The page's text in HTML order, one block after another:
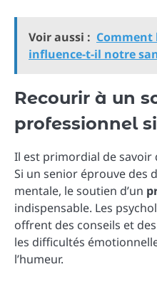
Voir aussi : Comment
influence-t-il notre
Recourir à un
professionnel
Il est primordial de savoir
Si un senior éprouve des
mentale, le soutien d’un
indispensable. Les
offrent des conseils et
les difficultés
l’humeur.